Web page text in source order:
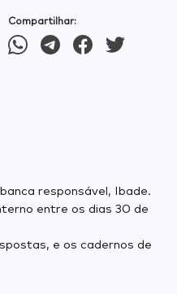
Compartilhar:
responsável, Ibade.
entre os dias 30 de
e os cadernos de